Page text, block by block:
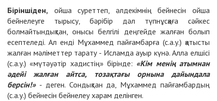
Біріншіден, ойша суреттеп, әлдекімнің бейнесін ойша
бейнелеуге тырысу, бәрібір дәл түпнұсқаға сәйкес
болмайтындықтан, онысы белгілі деңгейде жалған болып
есептеледі. Ал енді Мұхаммед пайғамбарға (с.а.у.) қатысты
жалған мәліметтер тарату - Исламда ауыр күнә. Алла елшісі
(с.а.у.) «мүтәуәтір хадистің» бірінде: «Кім менің атымнан
әдейі жалған айтса, тозақтағы орнына дайындала
берсін!»- деген. Сондықтан да, Мұхаммед пайғамбардың
(с.а.у.) бейнесін бейнелеу харам делінген.